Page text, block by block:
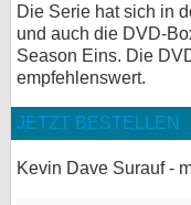
Die Serie hat sich in
und auch die DVD-
Season Eins. Die
empfehlenswert.
JETZT BESTELLEN
Kevin Dave Surauf -